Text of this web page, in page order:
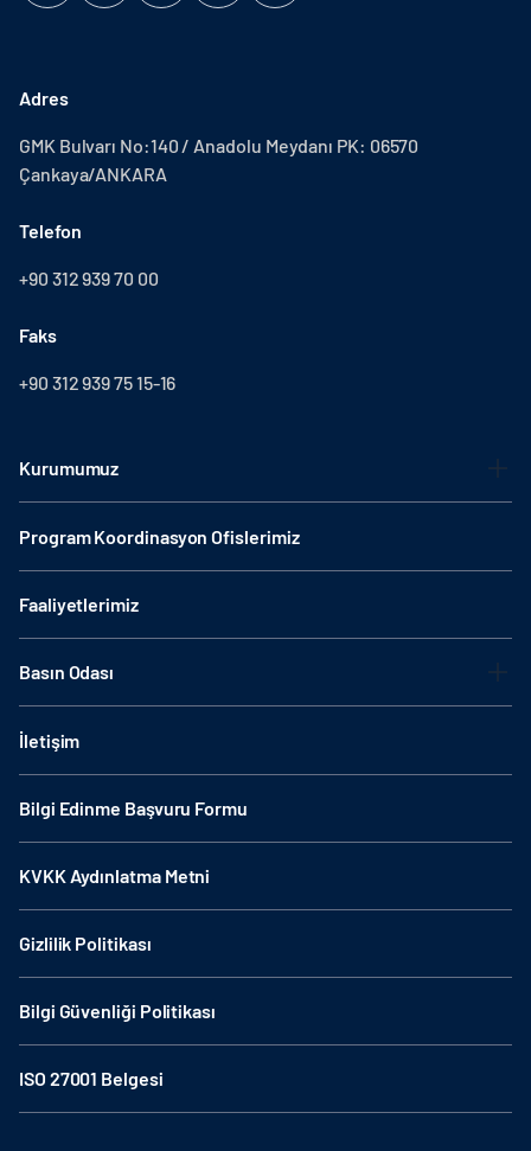
Adres
GMK Bulvarı No:140 / Anadolu Meydanı PK: 06570
Çankaya/ANKARA
Telefon
+90 312 939 70 00
Faks
+90 312 939 75 15-16
Kurumumuz
Program Koordinasyon Ofislerimiz
Faaliyetlerimiz
Basın Odası
İletişim
Bilgi Edinme Başvuru Formu
KVKK Aydınlatma Metni
Gizlilik Politikası
Bilgi Güvenliği Politikası
ISO 27001 Belgesi